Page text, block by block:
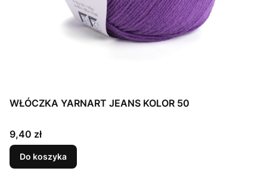
WŁÓCZKA YARNART JEANS KOLOR 50
Cena
9,40 zł
Do koszyka